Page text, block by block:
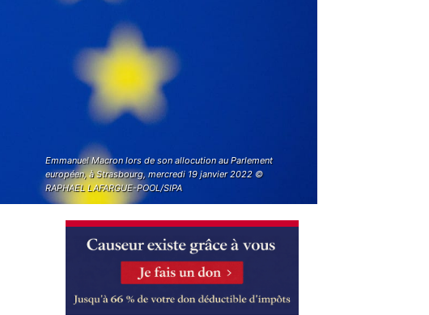
Emmanuel Macron lors de son allocution au Parlement
européen, à Strasbourg, mercredi 19 janvier 2022 ©
RAPHAEL LAFARGUE-POOL/SIPA